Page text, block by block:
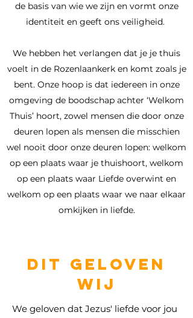
de basis van wie we zijn en vormt onze
identiteit en geeft ons veiligheid.
We hebben het verlangen dat je je thuis
voelt in de Rozenlaankerk en komt zoals je
bent. Onze hoop is dat iedereen in onze
omgeving de boodschap achter ‘Welkom
Thuis’ hoort, zowel mensen die door onze
deuren lopen als mensen die misschien
wel nooit door onze deuren lopen: welkom
op een plaats waar je thuishoort, welkom
op een plaats waar Liefde overwint en
welkom op een plaats waar we naar elkaar
omkijken in liefde.
DIT GELOVEN
WIJ
We geloven dat Jezus' liefde voor jou